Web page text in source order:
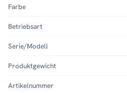
Farbe
Betriebsart
Serie/Modell
Produktgewicht
Artikelnummer